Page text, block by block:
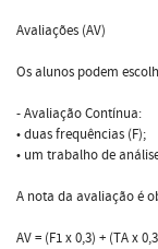
Avaliações (AV)
Os alunos podem
- Avaliação Contínua:
• duas frequências (F);
• um trabalho de
A nota da avaliação é
AV = (F1 x 0,3) + (TA x